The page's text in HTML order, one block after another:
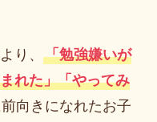
り、
「勉強嫌いが
れた」「やってみ
向きになれたお子